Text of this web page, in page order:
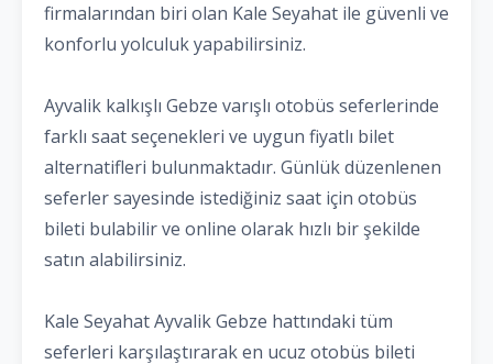
firmalarından biri olan Kale Seyahat ile güvenli ve
konforlu yolculuk yapabilirsiniz.
Ayvalik kalkışlı Gebze varışlı otobüs seferlerinde
farklı saat seçenekleri ve uygun fiyatlı bilet
alternatifleri bulunmaktadır. Günlük düzenlenen
seferler sayesinde istediğiniz saat için otobüs
bileti bulabilir ve online olarak hızlı bir şekilde
satın alabilirsiniz.
Kale Seyahat Ayvalik Gebze hattındaki tüm
seferleri karşılaştırarak en ucuz otobüs bileti